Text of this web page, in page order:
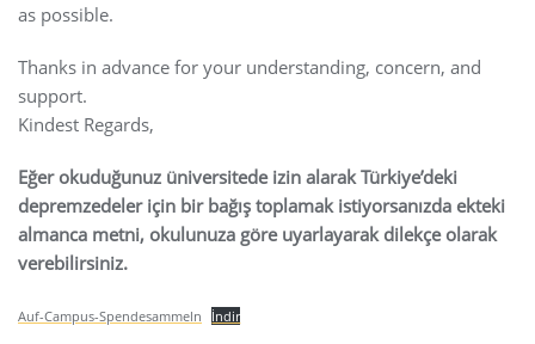
as possible.
Thanks in advance for your understanding, concern, and
support.
Kindest Regards,
Eğer okuduğunuz üniversitede izin alarak Türkiye’deki
depremzedeler için bir bağış toplamak istiyorsanızda ekteki
almanca metni, okulunuza göre uyarlayarak dilekçe olarak
verebilirsiniz.
Auf-Campus-Spendesammeln İndir